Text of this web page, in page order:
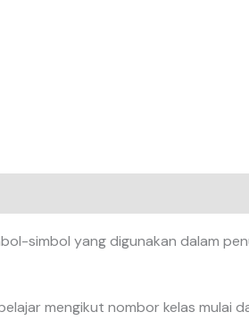
simbol yang digunakan dalam
mengikut nombor kelas mulai